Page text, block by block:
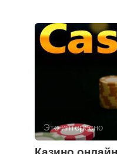
Это интересно